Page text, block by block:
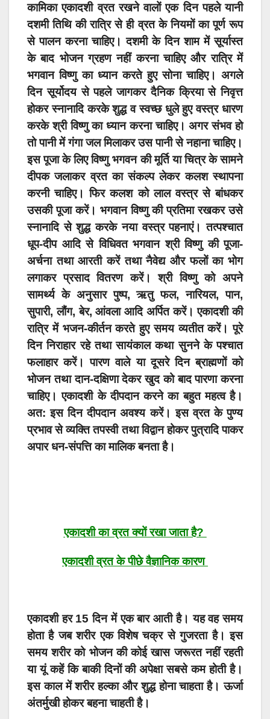
कामिका एकादशी व्रत रखने वालों एक दिन पहले यानी
दशमी तिथि की रात्रि से ही व्रत के नियमों का पूर्ण रूप
से पालन करना चाहिए। दशमी के दिन शाम में सूर्यास्त
के बाद भोजन ग्रहण नहीं करना चाहिए और रात्रि में
भगवान विष्णु का ध्यान करते हुए सोना चाहिए। अगले
दिन सूर्योदय से पहले जागकर दैनिक क्रिया से निवृत्त
होकर स्नानादि करके शुद्ध व स्वच्छ धुले हुए वस्त्र धारण
करके श्री विष्‍णु का ध्यान करना चाहिए। अगर संभव हो
तो पानी में गंगा जल मिलाकर उस पानी से नहाना चाहिए।
इस पूजा के लिए विष्णु भगवन की मूर्ति या चित्र के सामने
दीपक जलाकर व्रत का संकल्प लेकर कलश स्थापना
करनी चाहिए। फिर कलश को लाल वस्त्र से बांधकर
उसकी पूजा करें। भगवान विष्णु की प्रतिमा रखकर उसे
स्नानादि से शुद्ध करके नया वस्त्र पहनाएं। तत्पश्चात
धूप-दीप आदि से विधिवत भगवान श्री विष्णु की पूजा-
अर्चना तथा आरती करें तथा नैवेद्य और फलों का भोग
लगाकर प्रसाद वितरण करें। श्री विष्णु को अपने
सामर्थ्य के अनुसार पुष्प, ऋतु फल, नारियल, पान,
सुपारी, लौंग, बेर, आंवला आदि अर्पित करें। एकादशी की
रात्रि में भजन-कीर्तन करते हुए समय व्यतीत करें। पूरे
दिन निराहार रहे तथा सायंकाल कथा सुनने के पश्चात
फलाहार करें। पारण वाले या दूसरे दिन ब्राह्मणों को
भोजन तथा दान-दक्षिणा देकर खुद को बाद पारणा करना
चाहिए। एकादशी के दीपदान करने का बहुत महत्व है।
अत: इस दिन दीपदान अवश्य करें। इस व्रत के पुण्य
प्रभाव से व्यक्ति तपस्वी तथा विद्वान होकर पुत्रादि पाकर
अपार धन-संपत्ति का मालिक बनता है।
एकादशी का व्रत क्यों रखा जाता है?
एकादशी व्रत के पीछे वैज्ञानिक कारण
एकादशी हर 15 दिन में एक बार आती है। यह वह समय
होता है जब शरीर एक विशेष चक्र से गुजरता है। इस
समय शरीर को भोजन की कोई खास जरूरत नहीं रहती
या यूं कहें कि बाकी दिनों की अपेक्षा सबसे कम होती है।
इस काल में शरीर हल्का और शुद्ध होना चाहता है। ऊर्जा
अंतर्मुखी होकर बहना चाहती है।